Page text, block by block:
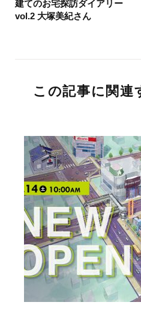
建てのお宅探訪ダイアリー
vol.2 大塚美紀さん
この記事に関連